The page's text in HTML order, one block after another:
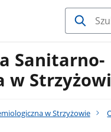
Sanitarno-
w
w Strzyżowie